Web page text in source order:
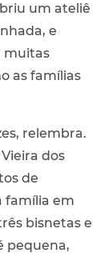
um ateliê
e
muitas
as famílias
relembra.
dos
de
família em
bisnetas e
pequena,